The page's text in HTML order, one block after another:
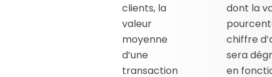
clients, la
valeur
moyenne
d’une
transaction
dont la
chiffre
sera
en